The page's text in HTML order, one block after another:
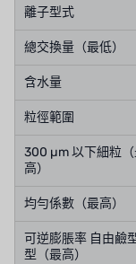
離子型式
總交換量（最低）
含水量
粒徑範圍
300 µm 以下細粒
高）
均勻係數（最高）
可逆膨脹率 自由鹼
型（最高）